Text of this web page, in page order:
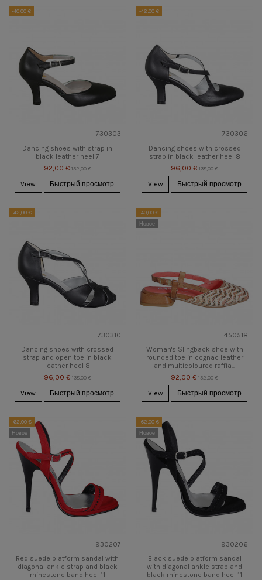
-40,00 €
730303
Dancing shoes with strap in
black leather heel 7
92,00 € 132,00 €
View Быстрый просмотр
-42,00 €
730306
Dancing shoes with crossed
strap in black leather heel 8
96,00 € 138,00 €
View Быстрый просмотр
-42,00 €
730310
Dancing shoes with crossed
strap and open toe in black
leather heel 8
96,00 € 138,00 €
View Быстрый просмотр
-40,00 €
Новое
450518
Woman's Slingback shoe with
rounded toe in cognac leather
and multicoloured raffia...
92,00 € 132,00 €
View Быстрый просмотр
-62,00 €
Новое
930207
Red suede platform sandal with
diagonal ankle strap and black
rhinestone band heel 11
-62,00 €
Новое
930206
Black suede platform sandal
with diagonal ankle strap and
black rhinestone band heel 11